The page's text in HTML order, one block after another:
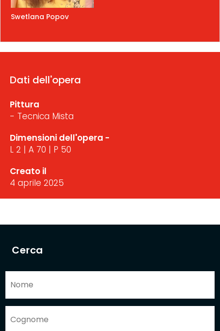
Cerca
Swetlana Popov
Dati dell'opera
Pittura
- Tecnica Mista
Dimensioni dell'opera -
L 2 | A 70 | P 50
Creato il
4 aprile 2025